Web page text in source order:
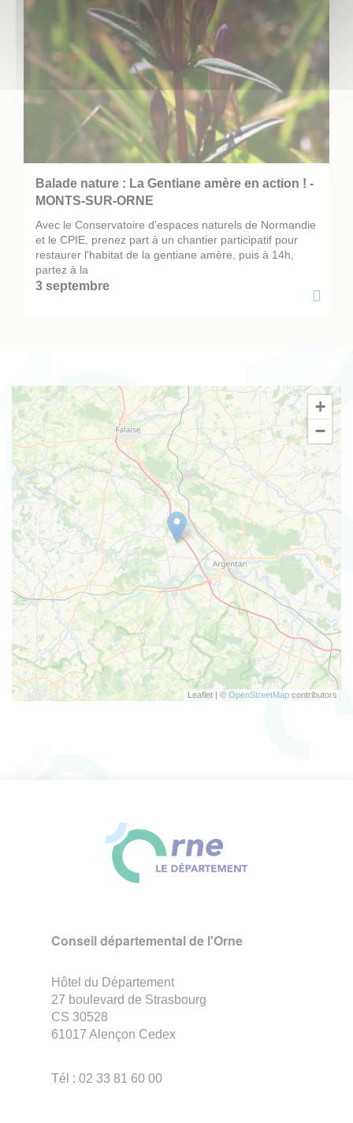
Balade nature : La Gentiane amère en action ! -
MONTS-SUR-ORNE
Avec le Conservatoire d'espaces naturels de Normandie
et le CPIE, prenez part à un chantier participatif pour
restaurer l'habitat de la gentiane amère, puis à 14h,
partez à la
3 septembre
+
−
Leaflet | © OpenStreetMap contributors
Conseil départemental de l'Orne
Hôtel du Département
27 boulevard de Strasbourg
CS 30528
61017 Alençon Cedex
Tél : 02 33 81 60 00